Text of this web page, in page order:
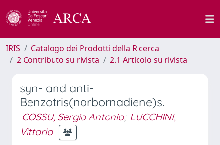
IRIS
Catalogo dei Prodotti della Ricerca
2 Contributo su rivista
2.1 Articolo su rivista
syn- and anti-
Benzotris(norbornadiene)s.
COSSU, Sergio Antonio; LUCCHINI,
Vittorio